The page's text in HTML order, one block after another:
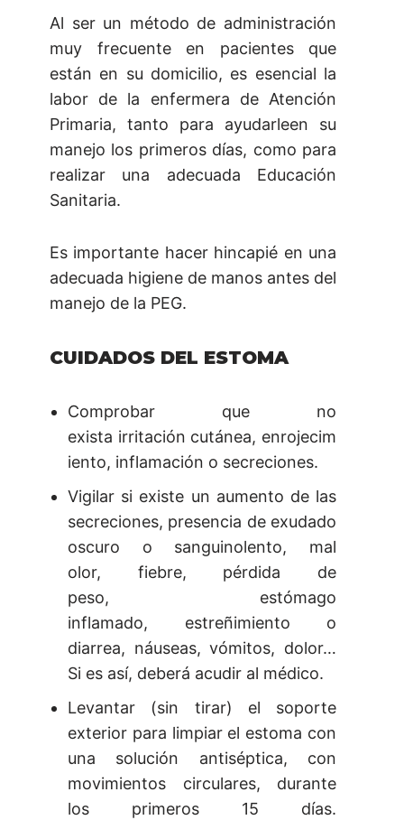
Al ser un método de administración
muy frecuente en pacientes que
están en su domicilio, es esencial la
labor de la enfermera de Atención
Primaria, tanto para ayudarleen su
manejo los primeros días, como para
realizar una adecuada Educación
Sanitaria.
Es importante hacer hincapié en una
adecuada higiene de manos antes del
manejo de la PEG.
CUIDADOS DEL ESTOMA
Comprobar que no
exista irritación cutánea, enrojecim
iento, inflamación o secreciones.
Vigilar si existe un aumento de las
secreciones, presencia de exudado
oscuro o sanguinolento, mal
olor, fiebre, pérdida de
peso, estómago
inflamado, estreñimiento o
diarrea, náuseas, vómitos, dolor…
Si es así, deberá acudir al médico.
Levantar (sin tirar) el soporte
exterior para limpiar el estoma con
una solución antiséptica, con
movimientos circulares, durante
los primeros 15 días.